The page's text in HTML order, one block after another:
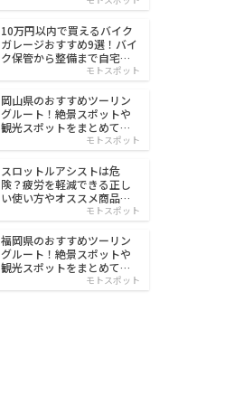
10万円以内で買えるバイク
ガレージおすすめ9選！バイ
ク保管から整備まで自宅で
モトスポット
岡山県のおすすめツーリン
グルート！絶景スポットや
観光スポットをまとめて紹
モトスポット
スロットルアシストは危
険？疲労を軽減できる正し
い使い方やオススメ商品を
モトスポット
福岡県のおすすめツーリン
グルート！絶景スポットや
観光スポットをまとめて紹
モトスポット